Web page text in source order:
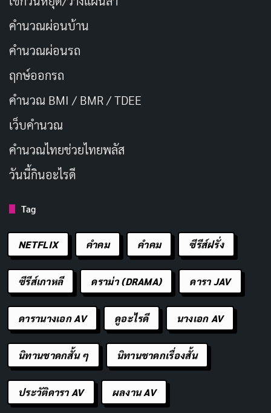
สัญชาติ
ปีที่เดบิวต์
ค่ายที่เกี่ยวข้อง
สถานะปัจจุบัน
หวนคืนวงการ AV ปี 2025
ในฐานะนางเอกเอ็กซ์คลู
ซีฟ MOODYZ
X (Twitter) @kurea_hasumi
YouTube
蓮実クレアパーク
(Kurea Hasumi Park)
บาร์
Shinjuku Kabukicho
คำนวณผ่อนบ้าน
คำนวณผ่อนรถ
ฤกษ์ออกรถ
คำนวณ BMI / BMR / TDEE
เว็บคํานวณ
คํานวณไทยช่วยไทยพลัส
วันนี้กินอะไรดี
Tag
NETFLIX คำคม คําคม ซีรีส์ฝรั่ง
ซีรีส์เกาหลี ดราม่า (DRAMA) ดารา JAV
ดารานางเอก AV ดูอะไรดี นางเอก AV
นิทานชาดกสั้น ๆ นิทานชาดกเรื่องสั้น
ประวัติดารา AV ผลงาน AV